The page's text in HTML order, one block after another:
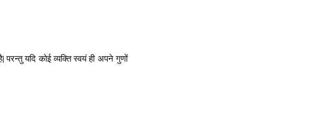
परन्तु यदि कोई व्यक्ति स्वयं ही अपने गुणों